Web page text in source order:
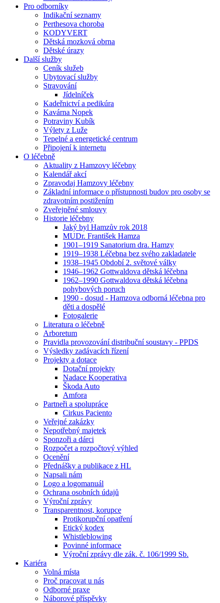
Pro odborníky
Indikační seznamy
Perthesova choroba
KODYVERT
Dětská mozková obrna
Dětské úrazy
Další služby
Ceník služeb
Ubytovací služby
Stravování
Jídelníček
Kadeřnictví a pedikúra
Kavárna Nopek
Potraviny Kubík
Výlety z Luže
Tepelné a energetické centrum
Připojení k internetu
O léčebně
Aktuality z Hamzovy léčebny
Kalendář akcí
Zpravodaj Hamzovy léčebny
Základní informace o přístupnosti budov pro osoby se
zdravotním postižením
Zveřejněné smlouvy
Historie léčebny
Jaký byl Hamzův rok 2018
MUDr. František Hamza
1901–1919 Sanatorium dra. Hamzy
1919–1938 Léčebna bez svého zakladatele
1938–1945 Období 2. světové války
1946–1962 Gottwaldova dětská léčebna
1962–1990 Gottwaldova dětská léčebna
pohybových poruch
1990 - dosud - Hamzova odborná léčebna pro
děti a dospělé
Fotogalerie
Literatura o léčebně
Arboretum
Pravidla provozování distribuční soustavy - PPDS
Výsledky zadávacích řízení
Projekty a dotace
Dotační projekty
Nadace Kooperativa
Škoda Auto
Amfora
Partneři a spolupráce
Cirkus Paciento
Veřejné zakázky
Nepotřebný majetek
Sponzoři a dárci
Rozpočet a rozpočtový výhled
Ocenění
Přednášky a publikace z HL
Napsali nám
Logo a logomanuál
Ochrana osobních údajů
Výroční zprávy
Transparentnost, korupce
Protikorupční opatření
Etický kodex
Whistleblowing
Povinné informace
Výroční zprávy dle zák. č. 106/1999 Sb.
Kariéra
Volná místa
Proč pracovat u nás
Odborné praxe
Náborové příspěvky